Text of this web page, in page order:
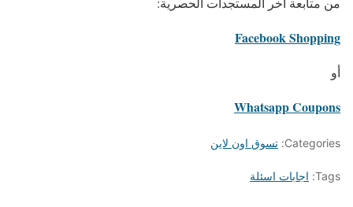
Facebook Shopping
أو
Whatsapp Coupons
Categories: تسوق اون لاين
Tags: اجابات اسئلة